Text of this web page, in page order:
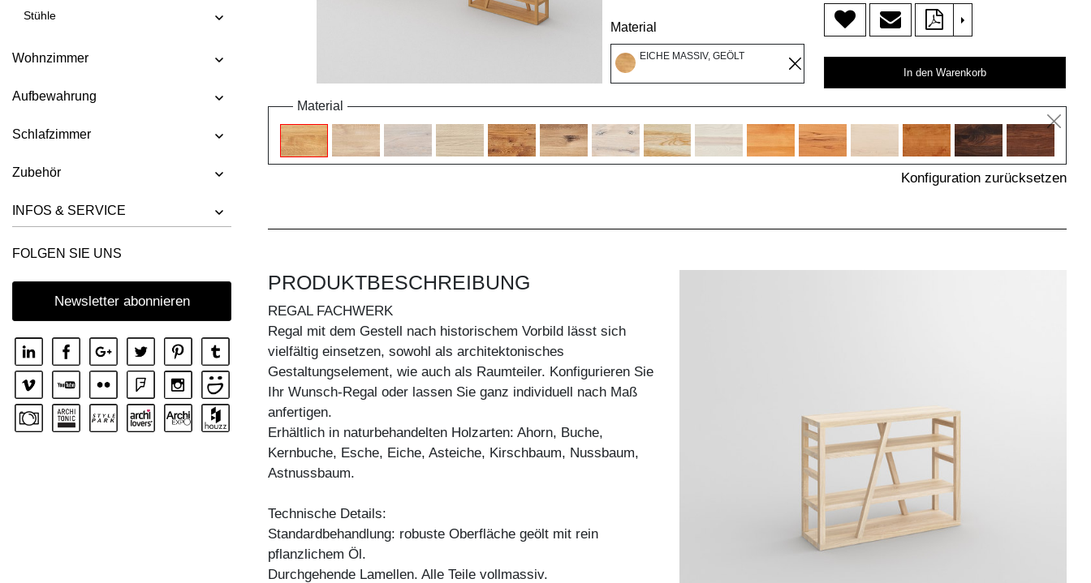
Stühle
Wohnzimmer
Aufbewahrung
Schlafzimmer
Zubehör
INFOS & SERVICE
FOLGEN SIE UNS
Newsletter abonnieren
Material
EICHE MASSIV, GEÖLT
>
In den Warenkorb
Material
Konfiguration zurücksetzen
PRODUKTBESCHREIBUNG
REGAL FACHWERK
Regal mit dem Gestell nach historischem Vorbild lässt sich
vielfältig einsetzen, sowohl als architektonisches
Gestaltungselement, wie auch als Raumteiler. Konfigurieren Sie
Ihr Wunsch-Regal oder lassen Sie ganz individuell nach Maß
anfertigen.
Erhältlich in naturbehandelten Holzarten: Ahorn, Buche,
Kernbuche, Esche, Eiche, Asteiche, Kirschbaum, Nussbaum,
Astnussbaum.
Technische Details:
Standardbehandlung: robuste Oberfläche geölt mit rein
pflanzlichem Öl.
Durchgehende Lamellen. Alle Teile vollmassiv.